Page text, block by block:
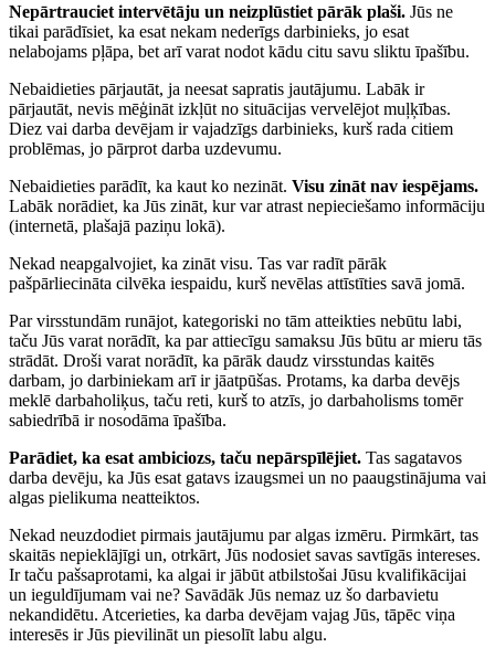
Nepārtrauciet intervētāju un neizplūstiet pārāk plaši. Jūs ne
tikai parādīsiet, ka esat nekam nederīgs darbinieks, jo esat
nelabojams pļāpa, bet arī varat nodot kādu citu savu sliktu īpašību.
Nebaidieties pārjautāt, ja neesat sapratis jautājumu. Labāk ir
pārjautāt, nevis mēģināt izkļūt no situācijas vervelējot muļķības.
Diez vai darba devējam ir vajadzīgs darbinieks, kurš rada citiem
problēmas, jo pārprot darba uzdevumu.
Nebaidieties parādīt, ka kaut ko nezināt. Visu zināt nav iespējams.
Labāk norādiet, ka Jūs zināt, kur var atrast nepieciešamo informāciju
(internetā, plašajā paziņu lokā).
Nekad neapgalvojiet, ka zināt visu. Tas var radīt pārāk
pašpārliecināta cilvēka iespaidu, kurš nevēlas attīstīties savā jomā.
Par virsstundām runājot, kategoriski no tām atteikties nebūtu labi,
taču Jūs varat norādīt, ka par attiecīgu samaksu Jūs būtu ar mieru tās
strādāt. Droši varat norādīt, ka pārāk daudz virsstundas kaitēs
darbam, jo darbiniekam arī ir jāatpūšas. Protams, ka darba devējs
meklē darbaholiķus, taču reti, kurš to atzīs, jo darbaholisms tomēr
sabiedrībā ir nosodāma īpašība.
Parādiet, ka esat ambiciozs, taču nepārspīlējiet. Tas sagatavos
darba devēju, ka Jūs esat gatavs izaugsmei un no paaugstinājuma vai
algas pielikuma neatteiktos.
Nekad neuzdodiet pirmais jautājumu par algas izmēru. Pirmkārt, tas
skaitās nepieklājīgi un, otrkārt, Jūs nodosiet savas savtīgās intereses.
Ir taču pašsaprotami, ka algai ir jābūt atbilstošai Jūsu kvalifikācijai
un ieguldījumam vai ne? Savādāk Jūs nemaz uz šo darbavietu
nekandidētu. Atcerieties, ka darba devējam vajag Jūs, tāpēc viņa
interesēs ir Jūs pievilināt un piesolīt labu algu.